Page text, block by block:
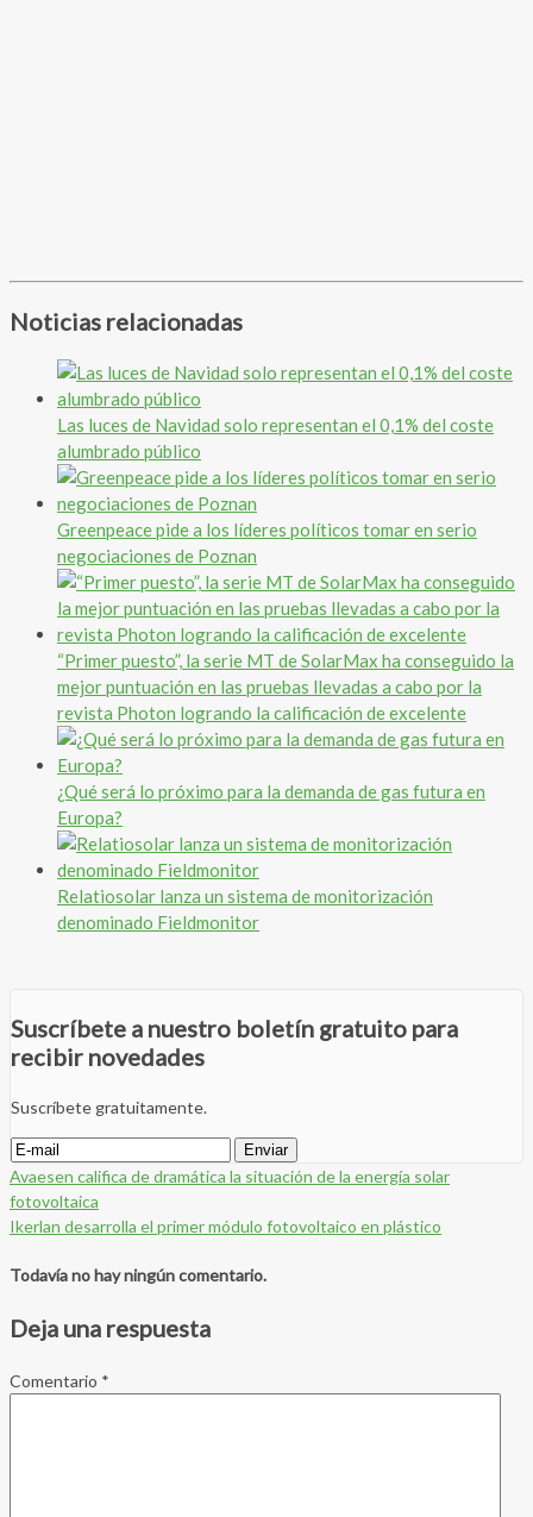
Noticias relacionadas
Las luces de Navidad solo representan el 0,1% del coste
alumbrado público
Greenpeace pide a los líderes políticos tomar en serio
negociaciones de Poznan
“Primer puesto”, la serie MT de SolarMax ha conseguido la
mejor puntuación en las pruebas llevadas a cabo por la
revista Photon logrando la calificación de excelente
¿Qué será lo próximo para la demanda de gas futura en
Europa?
Relatiosolar lanza un sistema de monitorización
denominado Fieldmonitor
Suscríbete a nuestro boletín gratuito para
recibir novedades
Suscríbete gratuitamente.
Avaesen califica de dramática la situación de la energía solar
fotovoltaica
Ikerlan desarrolla el primer módulo fotovoltaico en plástico
Todavía no hay ningún comentario.
Deja una respuesta
Comentario *